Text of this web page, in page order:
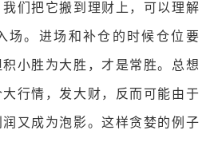
们把它搬到理财上，可以理解
场。进场和补仓的时候仓位要
小胜为大胜，才是常胜。总想
行情，发大财，反而可能由于
又成为泡影。这样贪婪的例子